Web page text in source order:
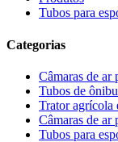
Tubos para
Categorias
Câmaras de ar
Tubos de
Trator agrícola
Câmaras de ar
Tubos para